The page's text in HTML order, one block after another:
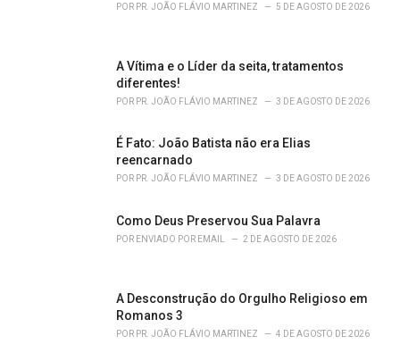
POR PR. JOÃO FLÁVIO MARTINEZ 5 DE AGOSTO DE 2026
A Vítima e o Líder da seita, tratamentos
diferentes!
POR PR. JOÃO FLÁVIO MARTINEZ 3 DE AGOSTO DE 2026
É Fato: João Batista não era Elias
reencarnado
POR PR. JOÃO FLÁVIO MARTINEZ 3 DE AGOSTO DE 2026
Como Deus Preservou Sua Palavra
POR ENVIADO POR EMAIL 2 DE AGOSTO DE 2026
A Desconstrução do Orgulho Religioso em
Romanos 3
POR PR. JOÃO FLÁVIO MARTINEZ 4 DE AGOSTO DE 2026